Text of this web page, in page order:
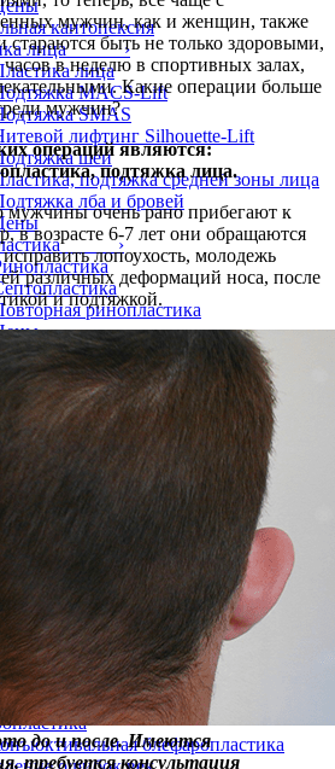
кантопексия
лица ›
лица
MACS-Lift
SMAS
лифтинг Silhouette-Lift
шеи
подтяжка средней зоны лица
лба и бровей
›
ринопластика
пластика
›
живота
Липофилинг ягодиц
груди
Липофилинг рук
Липофилинг ног, голеней и бедер
для мужчин
лица
век
нижних век
верхних век
губ
рук
омоложение век
блефаропластика
мужчин, как и женщин, также
стараются быть не только здоровыми,
часов в неделю в спортивных залах,
Какие операции больше
мужчин?
операций являются:
подтяжка лица.
мужчины очень рано прибегают к
в возрасте 6-7 лет они обращаются
лопоухость, молодежь
различных деформаций носа, после
и подтяжкой.
до и после. Имеются
требуется консультация